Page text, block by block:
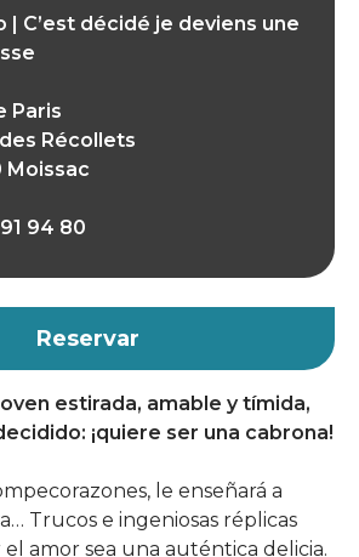
estirada, amable y tímida,
¡quiere ser una cabrona!
le enseñará a
Trucos e ingeniosas réplicas
amor sea una auténtica delicia.
| C’est décidé je deviens une
Paris
Récollets
Moissac
94 80
Reservar